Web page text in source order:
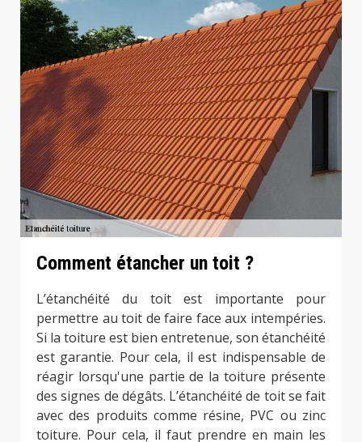
Comment étancher un toit ?
L’étanchéité du toit est importante pour
permettre au toit de faire face aux intempéries.
Si la toiture est bien entretenue, son étanchéité
est garantie. Pour cela, il est indispensable de
réagir lorsqu'une partie de la toiture présente
des signes de dégâts. L’étanchéité de toit se fait
avec des produits comme résine, PVC ou zinc
toiture. Pour cela, il faut prendre en main les